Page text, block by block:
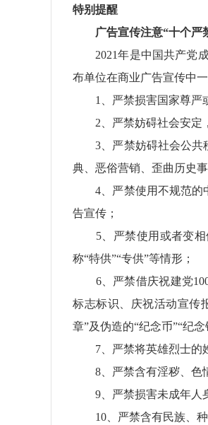
特别提醒
广告宣传注意“十个严
2021年是中国共产党成
布单位在商业广告宣传中
1、严禁损害国家尊严或
2、严禁妨碍社会安定，
3、严禁妨碍社会公共秩
典、恶俗营销、歪曲历史
4、严禁使用不规范的中
告宣传；
5、严禁使用或者变相
称“特供”“专供”等情形；
6、严禁借庆祝建党100
标志标识、庆祝活动宣传
章”及伪造的“纪念币”“纪念
7、严禁将英雄烈士的姓
8、严禁含有淫秽、色情
9、严禁损害未成年人身
10、严禁含有民族、种